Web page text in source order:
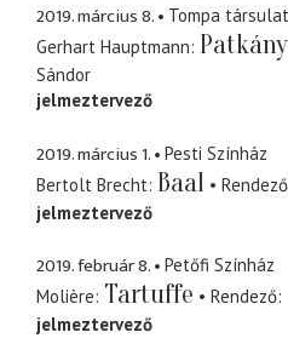
2019. március 8.
Tompa
Gerhart Hauptmann
Sándor
jelmeztervező
2019. március 1.
Pesti Színház
Bertolt Brecht Baal Rendező
jelmeztervező
2019. február 8.
Petőfi Színház
Molière Tartuffe Rendező
jelmeztervező